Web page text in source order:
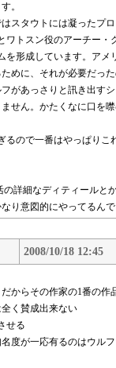
。
スタウトには凝ったプロ
ワトスン役のアーチー・
を形成しています。アメ
めに、それが必要だった
があっさりと訊き出すシ
せん。かたくなに口を
ので一番はやっぱりこ
詳細なディティールと
り意図的にやってるんで
2008/10/18 12:45
からその作家の1番の作
く賛成出来ない
せる
度が一応有るのはウル